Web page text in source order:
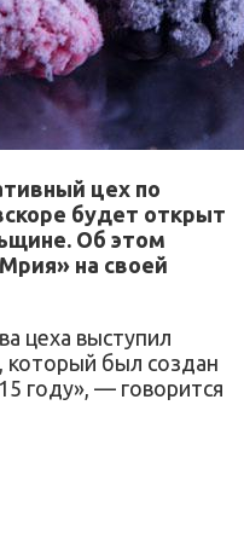
цех по
будет открыт
Об этом
на своей
цеха выступил
который был создан
году», — говорится